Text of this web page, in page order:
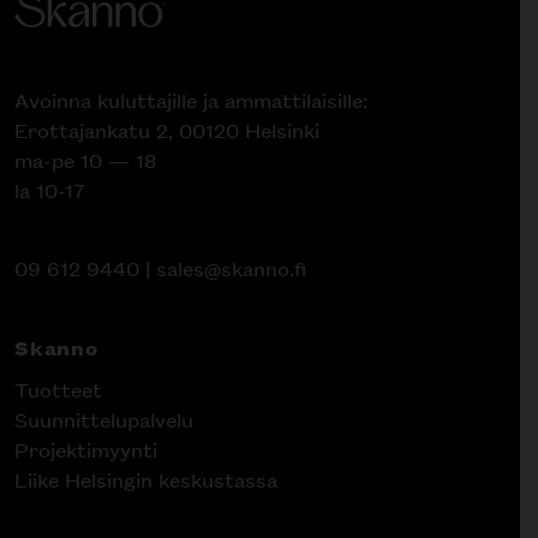
Avoinna kuluttajille ja ammattilaisille:
Erottajankatu 2, 00120 Helsinki
ma-pe 10 — 18
la 10-17
09 612 9440 | sales@skanno.fi
Skanno
Tuotteet
Suunnittelupalvelu
Projektimyynti
Liike Helsingin keskustassa